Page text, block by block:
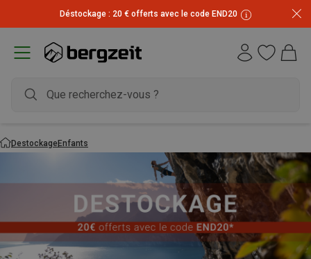
Déstockage : 20 € offerts avec le code END20
DestockageEnfants